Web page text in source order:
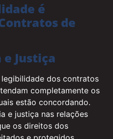
é
de
Justiça
legibilidade dos contratos
completamente os
estão concordando.
e justiça nas relações
os direitos dos